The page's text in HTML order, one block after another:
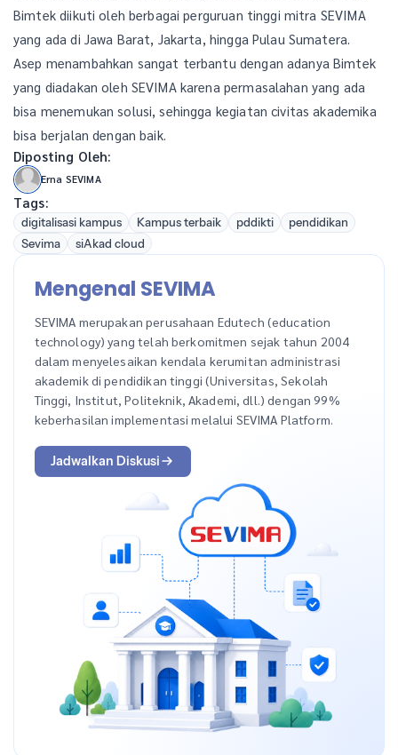
Bimtek diikuti oleh berbagai perguruan tinggi mitra SEVIMA
yang ada di Jawa Barat, Jakarta, hingga Pulau Sumatera.
Asep menambahkan sangat terbantu dengan adanya Bimtek
yang diadakan oleh SEVIMA karena permasalahan yang ada
bisa menemukan solusi, sehingga kegiatan civitas akademika
bisa berjalan dengan baik.
Diposting Oleh:
Erna SEVIMA
Tags:
digitalisasi kampus Kampus terbaik pddikti
pendidikan
Sevima
siAkad cloud
Mengenal SEVIMA
SEVIMA merupakan perusahaan Edutech (education
technology) yang telah berkomitmen sejak tahun 2004
dalam menyelesaikan kendala kerumitan administrasi
akademik di pendidikan tinggi (Universitas, Sekolah
Tinggi, Institut, Politeknik, Akademi, dll.) dengan 99%
keberhasilan implementasi melalui SEVIMA Platform.
Jadwalkan Diskusi